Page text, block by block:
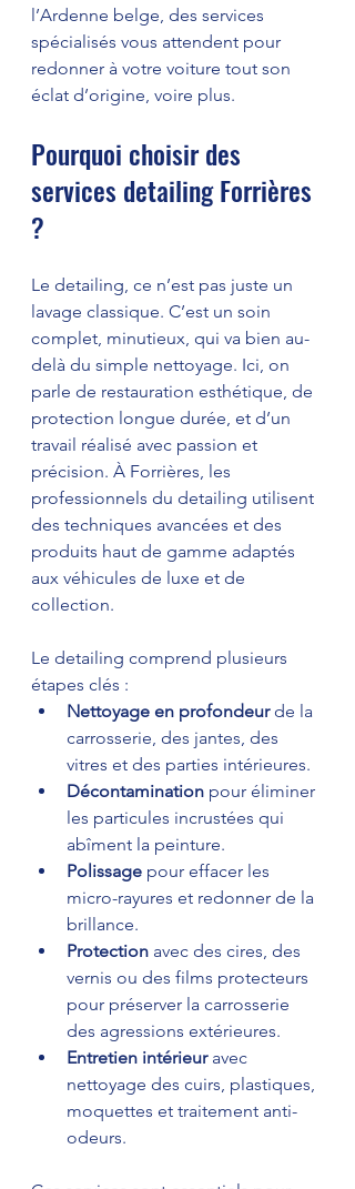
l’Ardenne belge, des services
spécialisés vous attendent pour
redonner à votre voiture tout son
éclat d’origine, voire plus.
Pourquoi choisir des
services detailing Forrières
?
Le detailing, ce n’est pas juste un
lavage classique. C’est un soin
complet, minutieux, qui va bien au-
delà du simple nettoyage. Ici, on
parle de restauration esthétique, de
protection longue durée, et d’un
travail réalisé avec passion et
précision. À Forrières, les
professionnels du detailing utilisent
des techniques avancées et des
produits haut de gamme adaptés
aux véhicules de luxe et de
collection.
Le detailing comprend plusieurs
étapes clés :
Nettoyage en profondeur de la
carrosserie, des jantes, des
vitres et des parties intérieures.
Décontamination pour éliminer
les particules incrustées qui
abîment la peinture.
Polissage pour effacer les
micro-rayures et redonner de la
brillance.
Protection avec des cires, des
vernis ou des films protecteurs
pour préserver la carrosserie
des agressions extérieures.
Entretien intérieur avec
nettoyage des cuirs, plastiques,
moquettes et traitement anti-
odeurs.